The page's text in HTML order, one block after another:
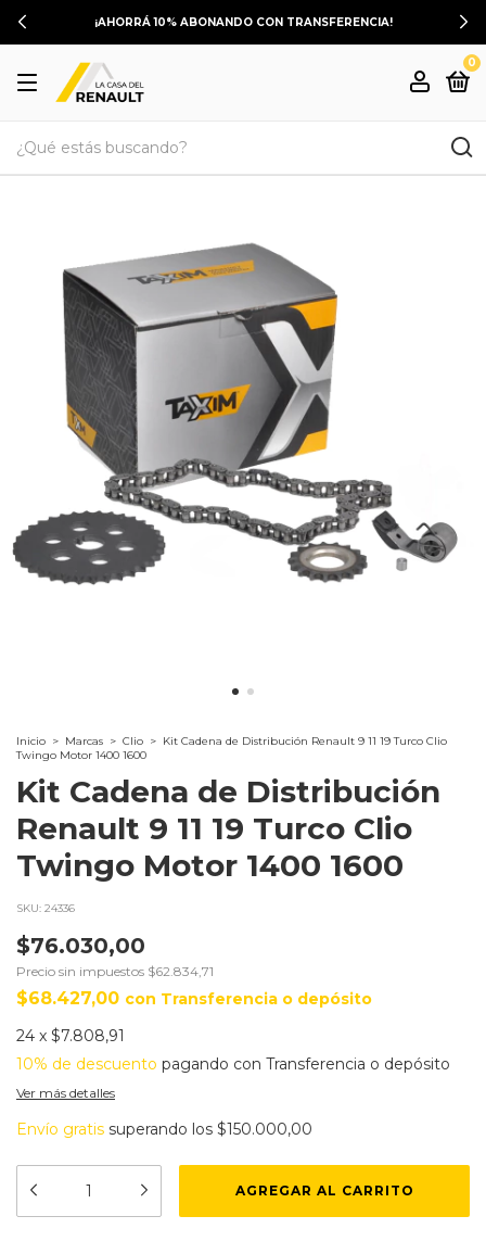
¡AHORRÁ 10% ABONANDO CON TRANSFERENCIA!
0
Inicio > Marcas > Clio > Kit Cadena de Distribución Renault 9 11 19 Turco Clio
Twingo Motor 1400 1600
Kit Cadena de Distribución
Renault 9 11 19 Turco Clio
Twingo Motor 1400 1600
SKU: 24336
$76.030,00
Precio sin impuestos $62.834,71
$68.427,00 con Transferencia o depósito
24 x $7.808,91
10% de descuento pagando con Transferencia o depósito
Ver más detalles
Envío gratis superando los $150.000,00